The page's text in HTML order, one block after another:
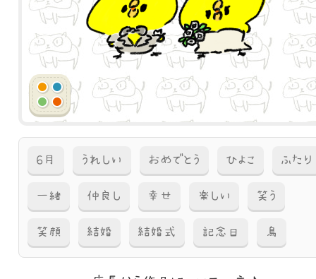
6月 うれしい おめでとう ひよこ ふたり
一緒 仲良し 幸せ 楽しい 笑う
笑顔 結婚 結婚式 記念日 鳥